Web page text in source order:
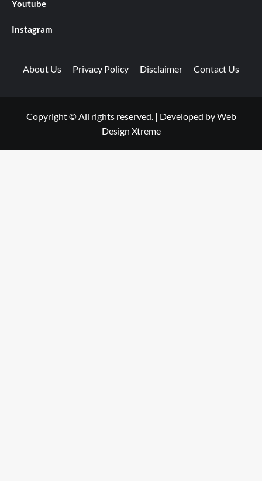
Youtube
Instagram
About Us Privacy Policy Disclaimer Contact Us
Copyright © All rights reserved. | Developed byWeb
Design Xtreme